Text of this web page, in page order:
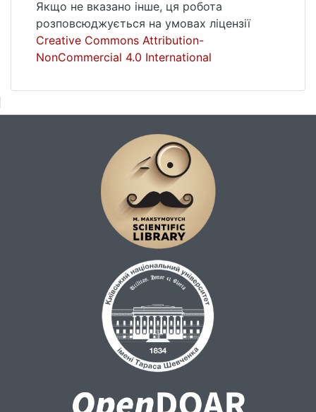
Якщо не вказано інше, ця робота
розповсюджується на умовах ліцензії
Creative Commons Attribution-
NonCommercial 4.0 International